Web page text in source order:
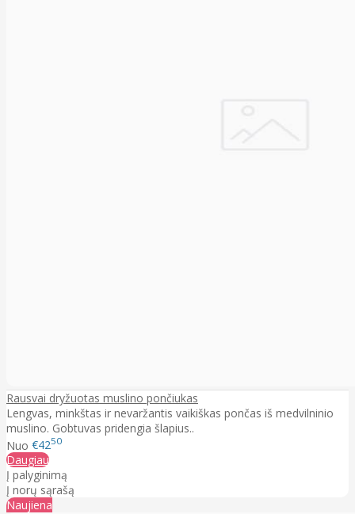
Rausvai dryžuotas muslino pončiukas
Lengvas, minkštas ir nevaržantis vaikiškas pončas iš medvilninio
muslino. Gobtuvas pridengia šlapius..
Nuo €4250
Daugiau
Į palyginimą
Į norų sąrašą
Naujiena